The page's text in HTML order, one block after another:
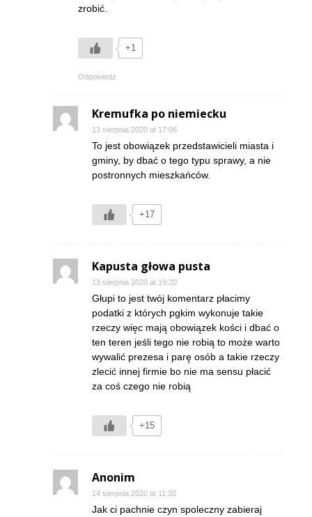
zrobić.
+1
Odpowiedz
Kremufka po niemiecku
13 sierpnia 2020 at 17:06
To jest obowiązek przedstawicieli miasta i
gminy, by dbać o tego typu sprawy, a nie
postronnych mieszkańców.
+17
Kapusta głowa pusta
13 sierpnia 2020 at 19:20
Głupi to jest twój komentarz płacimy
podatki z których pgkim wykonuje takie
rzeczy więc mają obowiązek kości i dbać o
ten teren jeśli tego nie robią to może warto
wywalić prezesa i parę osób a takie rzeczy
zlecić innej firmie bo nie ma sensu płacić
za coś czego nie robią
+15
Anonim
14 sierpnia 2020 at 11:30
Jak ci pachnie czyn spoleczny zabieraj